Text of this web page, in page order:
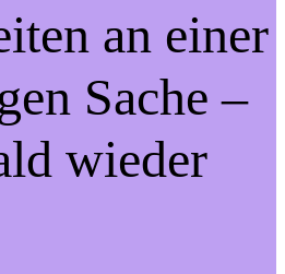
an einer
Sache –
wieder